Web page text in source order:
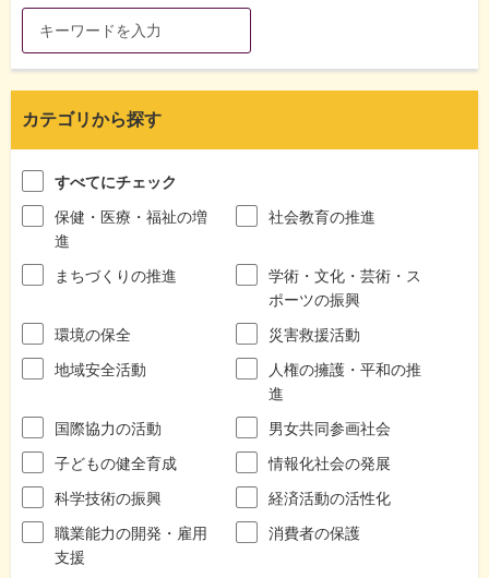
カテゴリから探す
すべてにチェック
保健・医療・福祉の増
進
社会教育の推進
まちづくりの推進
学術・文化・芸術・ス
ポーツの振興
環境の保全
災害救援活動
地域安全活動
人権の擁護・平和の推
進
国際協力の活動
男女共同参画社会
子どもの健全育成
情報化社会の発展
科学技術の振興
経済活動の活性化
職業能力の開発・雇用
支援
消費者の保護